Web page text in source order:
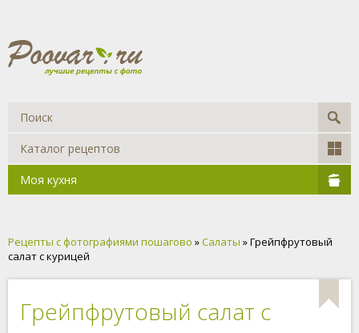
Каталог рецептов
Моя кухня
Рецепты с фотографиями пошагово »Салаты » Грейпфрутовый
салат с курицей
Грейпфрутовый салат с